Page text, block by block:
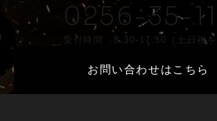
0256-35-
受付時間 8:30-17:30（土日祝を
お問い合わせはこちら